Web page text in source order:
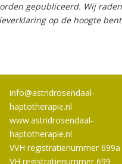
gepubliceerd. Wij
op de hoogte
info@astridrosendaal-
haptotherapie.nl
www.astridrosendaal-
haptotherapie.nl
VVH registratienummer 699a
VH registratienummer 699